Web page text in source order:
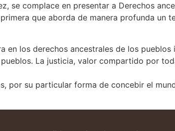
se complace en presentar a Derechos
que aborda de manera profunda un
los derechos ancestrales de los
La justicia, valor compartido por
por su particular forma de concebir el